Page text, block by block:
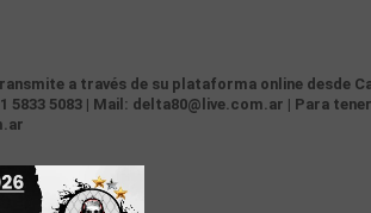
a través de su plataforma online desde
5833 5083 | Mail: delta80@live.com.ar | Para